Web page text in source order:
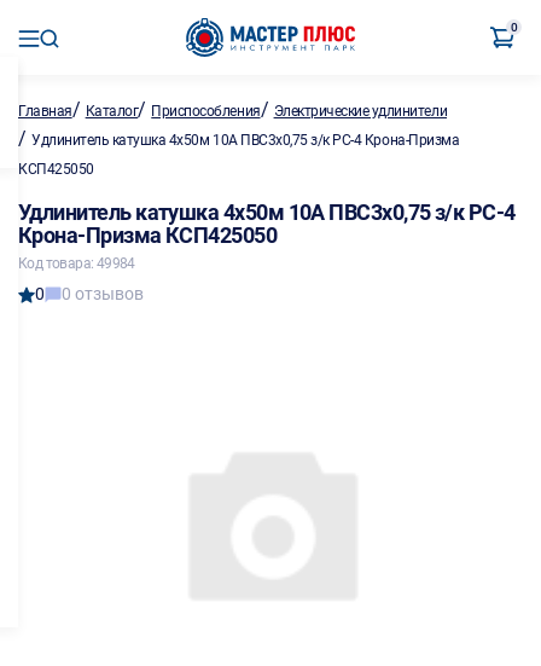
0
Главная/ Каталог/ Приспособления/ Электрические удлинители
/ Удлинитель катушка 4х50м 10А ПВС3х0,75 з/к РС-4 Крона-Призма
КСП425050
Удлинитель катушка 4х50м 10А ПВС3х0,75 з/к РС-4
Крона-Призма КСП425050
Код товара: 49984
0 0 отзывов